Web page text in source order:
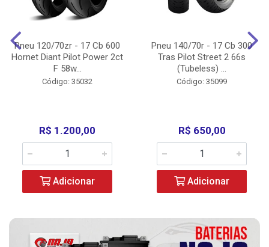
Pneu 120/70zr - 17 Cb 600
Hornet Diant Pilot Power 2ct
F 58w...
Código: 35032
R$ 1.200,00
Adicionar
Pneu 140/70r - 17 Cb 300
Tras Pilot Street 2 66s
(Tubeless) ...
Código: 35099
R$ 650,00
Adicionar